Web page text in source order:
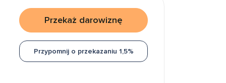
Przekaż darowiznę
Przypomnij o przekazaniu 1,5%